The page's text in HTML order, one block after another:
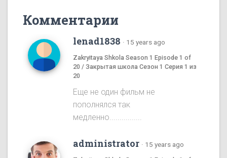
Комментарии
lenad1838 · 15 years ago
Zakryitaya Shkola Season 1 Episode 1 of
20 / Закрытая школа Сезон 1 Серия 1 из
20
Еще не один фильм не
пополнялся так
медленно................
administrator · 15 years ago